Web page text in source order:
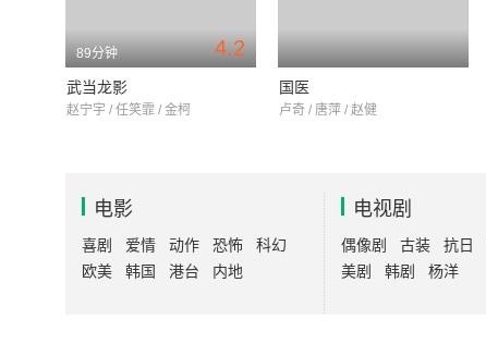
4.2
89分钟
武当龙影
赵宁宇 / 任笑霏 / 金柯
国医
卢奇 / 唐萍 / 赵健
电影
喜剧 爱情 动作 恐怖
科幻
欧美
韩国 港台 内地
电视剧
偶像剧 古装 抗日
美剧
韩剧 杨洋